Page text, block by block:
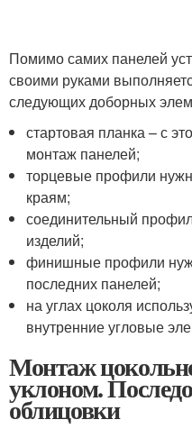
Помимо самих панелей
своими руками
следующих доборных
стартовая планка – с
монтаж панелей;
торцевые профили
краям;
соединительный
изделий;
финишные профили
последних панелей;
на углах цоколя
внутренние угловые
Монтаж
уклоном.
облицовки